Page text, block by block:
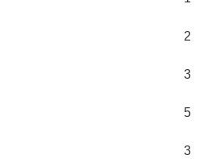
2
3
5
3